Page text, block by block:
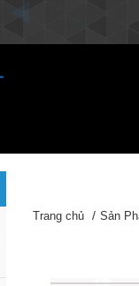
Trang chủ Sản